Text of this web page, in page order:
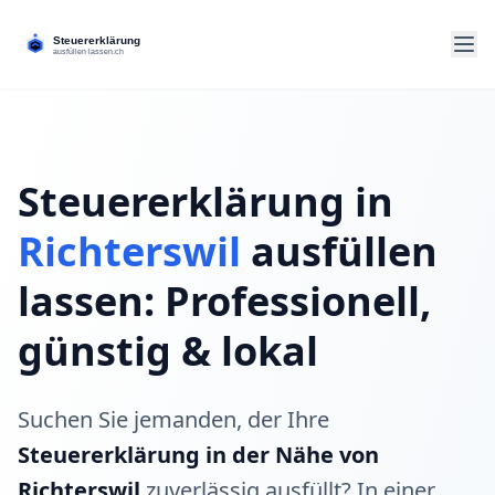
Steuererklärung in
Richterswil ausfüllen
lassen: Professionell,
günstig & lokal
Suchen Sie jemanden, der Ihre
Steuererklärung in der Nähe von